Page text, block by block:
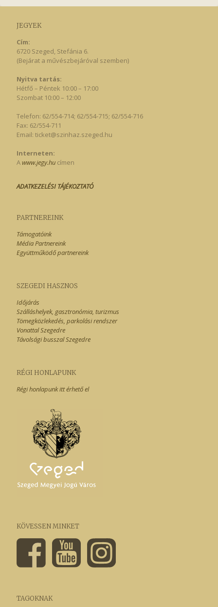
JEGYEK
Cím:
6720 Szeged, Stefánia 6.
(Bejárat a művészbejáróval szemben)
Nyitva tartás:
Hétfő – Péntek 10:00 – 17:00
Szombat 10:00 – 12:00
Telefon: 62/554-714; 62/554-715; 62/554-716
Fax: 62/554-711
Email: ticket@szinhaz.szeged.hu
Interneten:
Awww.jegy.hucímen
ADATKEZELÉSI TÁJÉKOZTATÓ
PARTNEREINK
Támogatóink
Média Partnereink
Együttműködő partnereink
SZEGEDI HASZNOS
Időjárás
Szálláshelyek, gasztronómia, turizmus
Tömegközlekedés, parkolási rendszer
Vonattal Szegedre
Távolsági busszal Szegedre
RÉGI HONLAPUNK
Régi honlapunk itt érhető el
KÖVESSEN MINKET
TAGOKNAK